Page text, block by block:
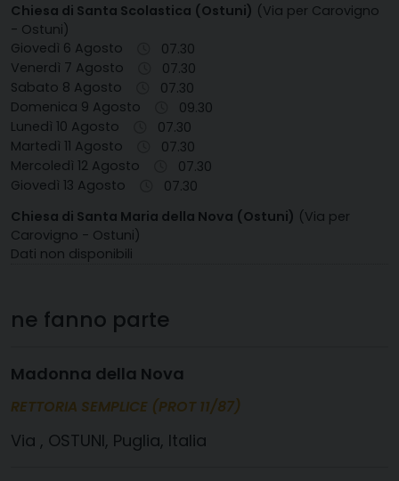
Chiesa di Santa Scolastica (Ostuni) (Via per Carovigno
- Ostuni)
Giovedì 6 Agosto
07.30
Venerdì 7 Agosto
07.30
Sabato 8 Agosto
07.30
Domenica 9 Agosto
09.30
Lunedì 10 Agosto
07.30
Martedì 11 Agosto
07.30
Mercoledì 12 Agosto
07.30
Giovedì 13 Agosto
07.30
Chiesa di Santa Maria della Nova (Ostuni) (Via per
Carovigno - Ostuni)
Dati non disponibili
ne fanno parte
Madonna della Nova
RETTORIA SEMPLICE (PROT 11/87)
, OSTUNI, Puglia, Italia